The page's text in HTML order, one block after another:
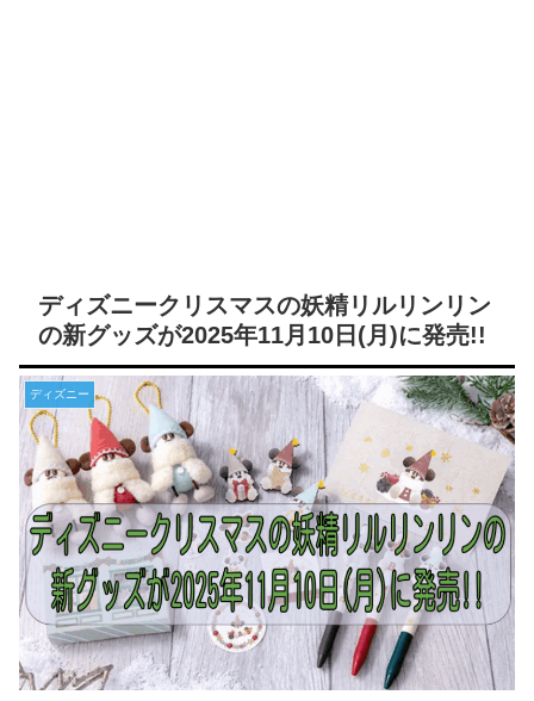
ディズニークリスマスの妖精リルリンリン
の新グッズが2025年11月10日(月)に発売!!
ディズニー